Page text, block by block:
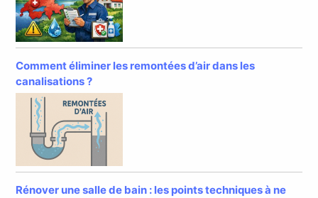
Comment éliminer les remontées d’air dans les
canalisations ?
Rénover une salle de bain : les points techniques à ne